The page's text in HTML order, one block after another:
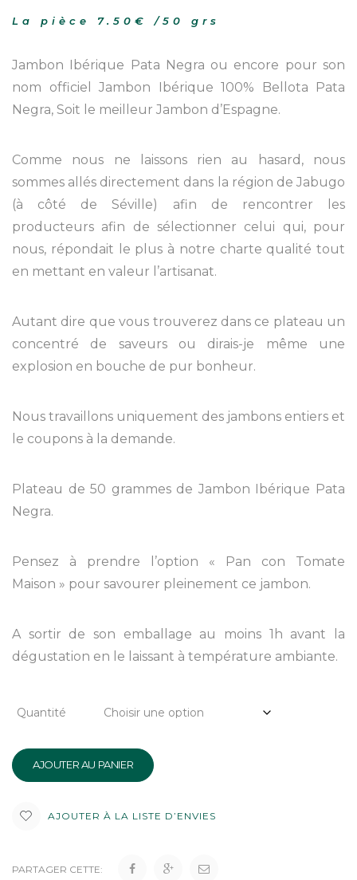
La pièce 7.50 € /50 grs
Jambon Ibérique Pata Negra ou encore pour son
nom officiel Jambon Ibérique 100% Bellota Pata
Negra, Soit le meilleur Jambon d’Espagne.
Comme nous ne laissons rien au hasard, nous
sommes allés directement dans la région de Jabugo
(à côté de Séville) afin de rencontrer les
producteurs afin de sélectionner celui qui, pour
nous, répondait le plus à notre charte qualité tout
en mettant en valeur l’artisanat.
Autant dire que vous trouverez dans ce plateau un
concentré de saveurs ou dirais-je même une
explosion en bouche de pur bonheur.
Nous travaillons uniquement des jambons entiers et
le coupons à la demande.
Plateau de 50 grammes de Jambon Ibérique Pata
Negra.
Pensez à prendre l’option « Pan con Tomate
Maison » pour savourer pleinement ce jambon.
A sortir de son emballage au moins 1h avant la
dégustation en le laissant à température ambiante.
Quantité
AJOUTER AU PANIER
AJOUTER À LA LISTE D’ENVIES
PARTAGER CETTE: